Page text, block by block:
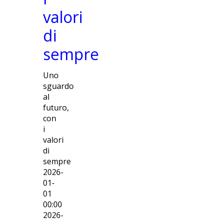
valori
di
sempre
Uno
sguardo
al
futuro,
con
i
valori
di
sempre
2026-
01-
01
00:00
2026-